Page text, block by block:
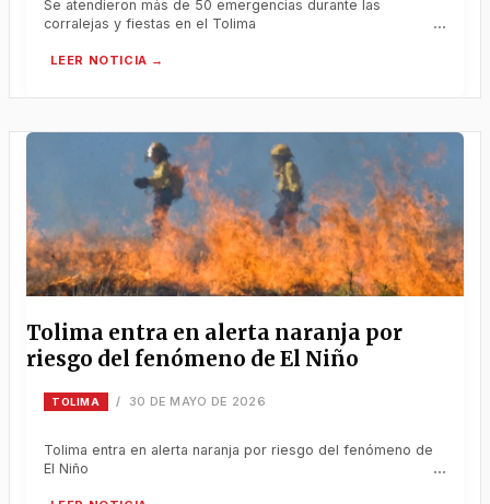
Se atendieron más de 50 emergencias durante las
corralejas y fiestas en el Tolima
Tolima entra en alerta naranja por
riesgo del fenómeno de El Niño
TOLIMA / 30 DE MAYO DE 2026
Tolima entra en alerta naranja por riesgo del fenómeno de
El Niño